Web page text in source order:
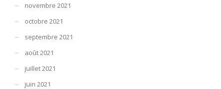
novembre 2021
octobre 2021
septembre 2021
août 2021
juillet 2021
juin 2021